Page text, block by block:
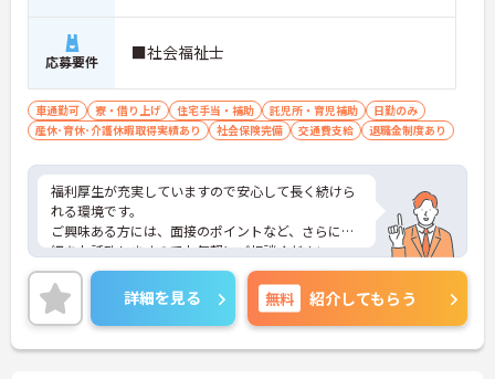
応募要件 ■社会福祉士
車通勤可 寮・借り上げ 住宅手当・補助 託児所・育児補助
日勤のみ
産休･育休･介護休暇取得実績あり
社会保険完備 交通費支給 退職金制度あり
福利厚生が充実していますので安心して長く続けら
れる環境です。
ご興味ある方には、面接のポイントなど、さらに詳
細をお話致しますのでお気軽にご相談ください。
詳細を見る 無料 紹介してもらう